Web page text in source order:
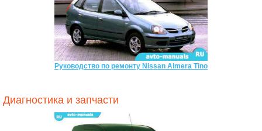
Руководство по ремонту Nissan Almera Tino
Диагностика и запчасти